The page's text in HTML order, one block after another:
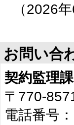
（2026
お問い合
契約監理課
〒770-
電話番号